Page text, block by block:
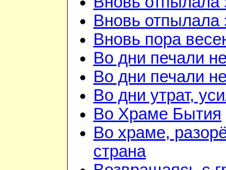
Вновь отпылала
Вновь пора
Во дни печали
Во дни печали
Во дни утрат,
Во Храме Бытия
Во храме,
страна